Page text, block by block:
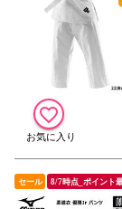
セール 8/7時点_ポイント